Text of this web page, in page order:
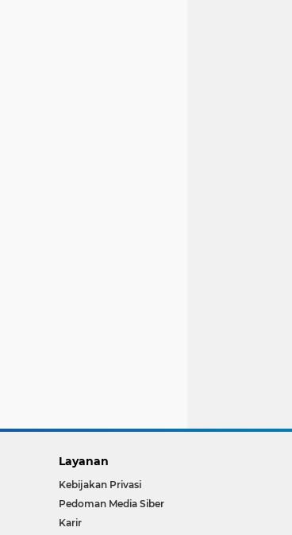
Layanan
Kebijakan Privasi
Pedoman Media Siber
Karir